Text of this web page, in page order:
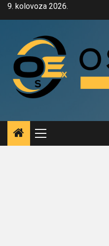
Skip9. kolovoza 2026.
Primary
Menu